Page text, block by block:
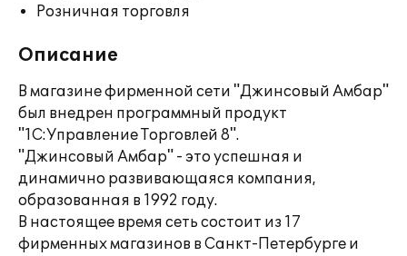
Розничная торговля
Описание
В магазине фирменной сети "Джинсовый Амбар"
был внедрен программный продукт
"1С:Управление Торговлей 8".
"Джинсовый Амбар" - это успешная и
динамично развивающаяся компания,
образованная в 1992 году.
В настоящее время сеть состоит из 17
фирменных магазинов в Санкт-Петербурге и